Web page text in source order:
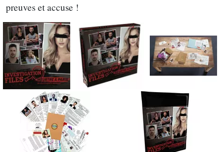
preuves et accuse !